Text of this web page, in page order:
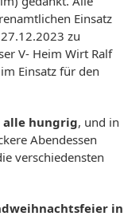
Einsatz
zu
V- Heim Wirt Ralf
Einsatz für den
alle hungrig, und in
Abendessen
verschiedensten
in